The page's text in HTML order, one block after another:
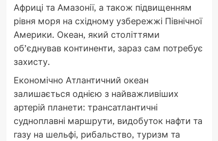
Африці та Амазонії, а також підвищенням
рівня моря на східному узбережжі Північної
Америки. Океан, який століттями
об’єднував континенти, зараз сам потребує
захисту.
Економічно Атлантичний океан
залишається однією з найважливіших
артерій планети: трансатлантичні
судноплавні маршрути, видобуток нафти та
газу на шельфі, рибальство, туризм та